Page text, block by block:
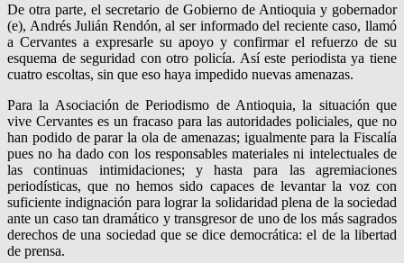
De otra parte, el secretario de Gobierno de Antioquia y gobernador
(e), Andrés Julián Rendón, al ser informado del reciente caso, llamó
a Cervantes a expresarle su apoyo y confirmar el refuerzo de su
esquema de seguridad con otro policía. Así este periodista ya tiene
cuatro escoltas, sin que eso haya impedido nuevas amenazas.
Para la Asociación de Periodismo de Antioquia, la situación que
vive Cervantes es un fracaso para las autoridades policiales, que no
han podido de parar la ola de amenazas; igualmente para la Fiscalía
pues no ha dado con los responsables materiales ni intelectuales de
las continuas intimidaciones; y hasta para las agremiaciones
periodísticas, que no hemos sido capaces de levantar la voz con
suficiente indignación para lograr la solidaridad plena de la sociedad
ante un caso tan dramático y transgresor de uno de los más sagrados
derechos de una sociedad que se dice democrática: el de la libertad
de prensa.